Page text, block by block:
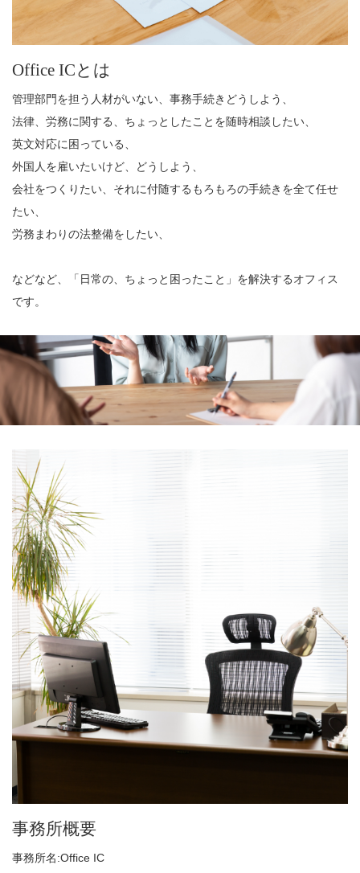
Office ICとは
管理部門を担う人材がいない、事務手続きどうしよう、
法律、労務に関する、ちょっとしたことを随時相談したい、
英文対応に困っている、
外国人を雇いたいけど、どうしよう、
会社をつくりたい、それに付随するもろもろの手続きを全て任せ
たい、
労務まわりの法整備をしたい、
などなど、「日常の、ちょっと困ったこと」を解決するオフィス
です。
事務所概要
事務所名:Office IC